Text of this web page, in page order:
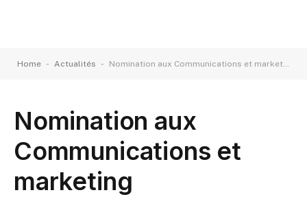
Home - Actualités - Nomination aux Communications et marketing
Nomination aux
Communications et
marketing